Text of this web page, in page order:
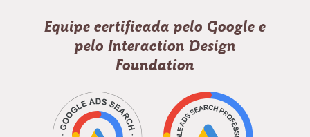
Equipe certificada pelo Google e
pelo Interaction Design
Foundation